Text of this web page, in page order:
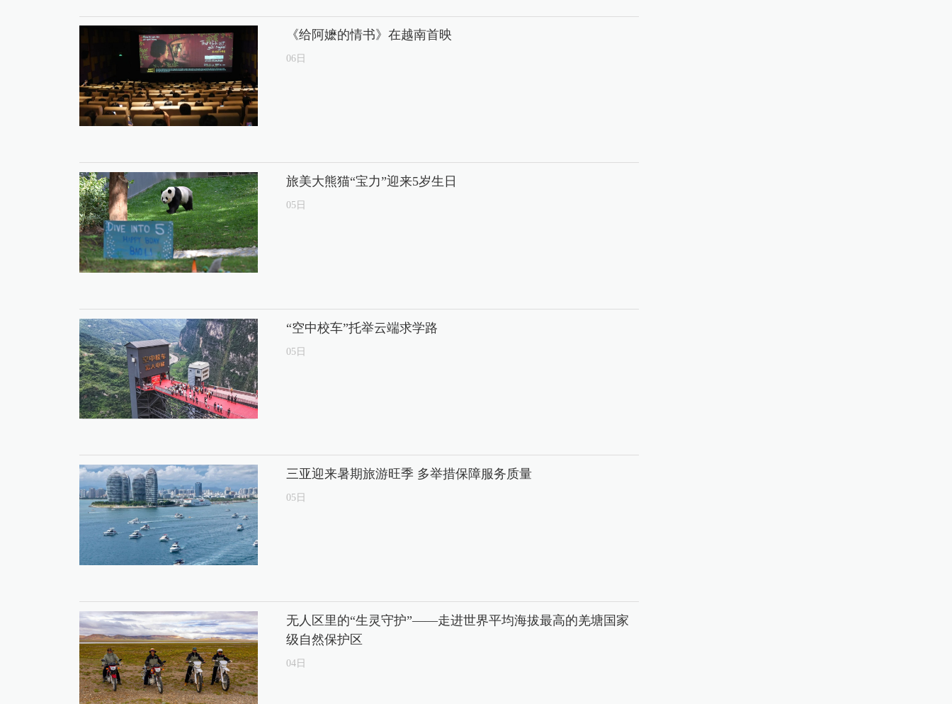
《给阿嬷的情书》在越南首映
06日
旅美大熊猫“宝力”迎来5岁生日
05日
“空中校车”托举云端求学路
05日
三亚迎来暑期旅游旺季 多举措保障服务质量
05日
无人区里的“生灵守护”——走进世界平均海拔最高的羌塘国家
级自然保护区
04日